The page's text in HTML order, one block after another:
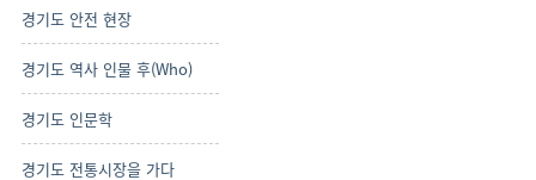
경기도 안전 현장
경기도 역사 인물 후(Who)
경기도 인문학
경기도 전통시장을 가다